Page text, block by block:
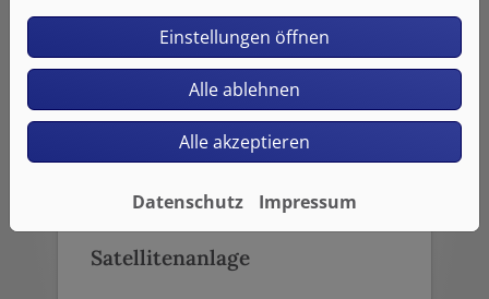
Satellitenanlage
Einstellungen öffnen
Alle ablehnen
Alle akzeptieren
Datenschutz Impressum